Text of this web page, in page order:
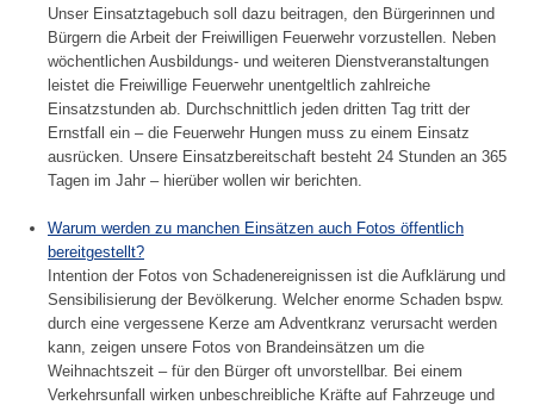
Unser Einsatztagebuch soll dazu beitragen, den Bürgerinnen und
Bürgern die Arbeit der Freiwilligen Feuerwehr vorzustellen. Neben
wöchentlichen Ausbildungs- und weiteren Dienstveranstaltungen
leistet die Freiwillige Feuerwehr unentgeltlich zahlreiche
Einsatzstunden ab. Durchschnittlich jeden dritten Tag tritt der
Ernstfall ein – die Feuerwehr Hungen muss zu einem Einsatz
ausrücken. Unsere Einsatzbereitschaft besteht 24 Stunden an 365
Tagen im Jahr – hierüber wollen wir berichten.
Warum werden zu manchen Einsätzen auch Fotos öffentlich
bereitgestellt?
Intention der Fotos von Schadenereignissen ist die Aufklärung und
Sensibilisierung der Bevölkerung. Welcher enorme Schaden bspw.
durch eine vergessene Kerze am Adventkranz verursacht werden
kann, zeigen unsere Fotos von Brandeinsätzen um die
Weihnachtszeit – für den Bürger oft unvorstellbar. Bei einem
Verkehrsunfall wirken unbeschreibliche Kräfte auf Fahrzeuge und